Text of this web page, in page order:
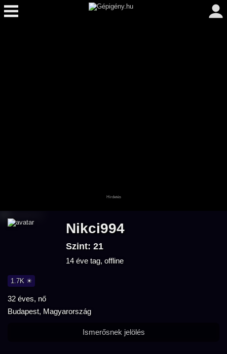
Nikci994
Szint: 21
14 éve tag, offline
1.7K ☀
32 éves, nő
Budapest, Magyarország
Ismerősnek jelölés